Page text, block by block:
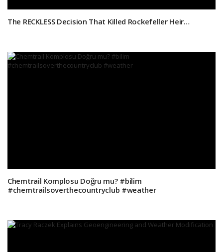
The RECKLESS Decision That Killed Rockefeller Heir…
Chemtrail Komplosu Doğru mu? #bilim
#chemtrailsoverthecountryclub #weather